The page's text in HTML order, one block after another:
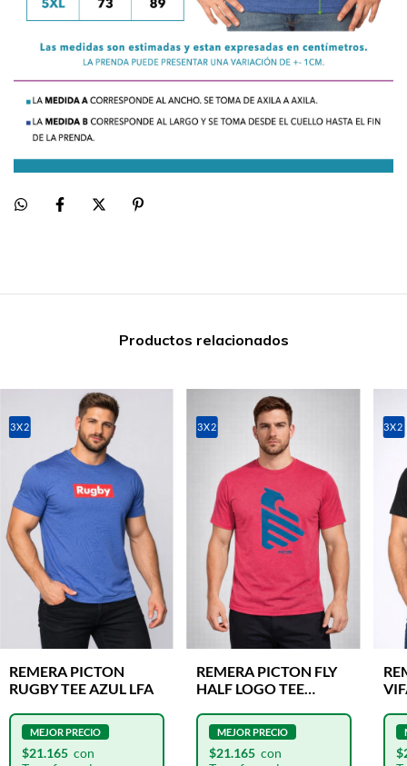
Productos relacionados
3X2
REMERA PICTON
RUGBY TEE AZUL LFA
$21.165
3X2
REMERA PICTON FLY
HALF LOGO TEE
$21.165
3X2